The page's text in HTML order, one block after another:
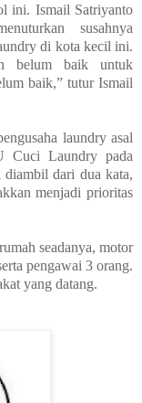
ini. Ismail Satriyanto
susahnya
di kota kecil ini.
belum baik untuk
baik,” tutur Ismail
laundry asal
Cuci Laundry pada
dari dua kata,
menjadi prioritas
seadanya, motor
pengawai 3 orang.
yang datang.